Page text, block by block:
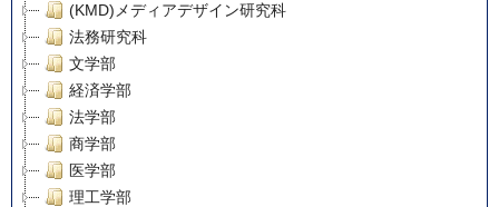
(KMD)メディアデザイン研究科
法務研究科
文学部
経済学部
法学部
商学部
医学部
理工学部